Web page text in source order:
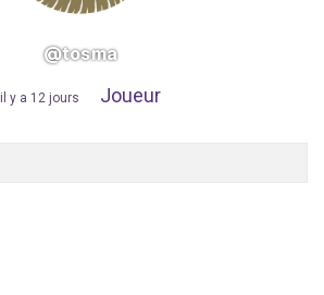
@tosma
il y a 12 jours Joueur